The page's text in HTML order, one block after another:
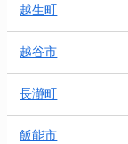
越生町
越谷市
長瀞町
飯能市